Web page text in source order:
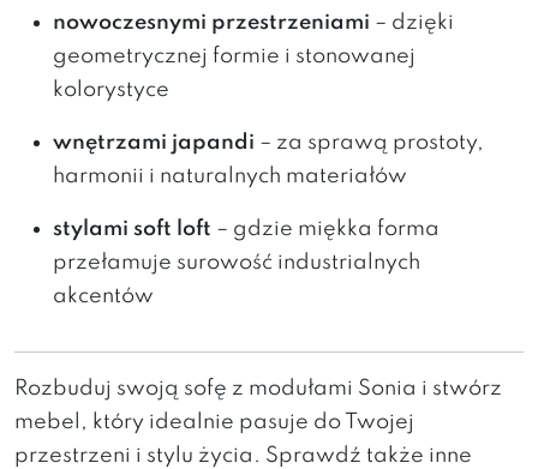
nowoczesnymi przestrzeniami – dzięki
geometrycznej formie i stonowanej
kolorystyce
wnętrzami japandi – za sprawą prostoty,
harmonii i naturalnych materiałów
stylami soft loft – gdzie miękka forma
przełamuje surowość industrialnych
akcentów
Rozbuduj swoją sofę z modułami Sonia i stwórz
mebel, który idealnie pasuje do Twojej
przestrzeni i stylu życia. Sprawdź także inne